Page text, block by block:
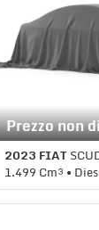
Prezzo non
2023 FIAT
1.499 Cm³ •
1 Km • Cambio